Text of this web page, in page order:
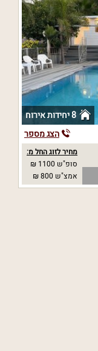
8 יחידות אירוח
הצג מספר
מחיר לזוג החל מ:
סופ"ש 1100 ₪
אמצ"ש 800 ₪